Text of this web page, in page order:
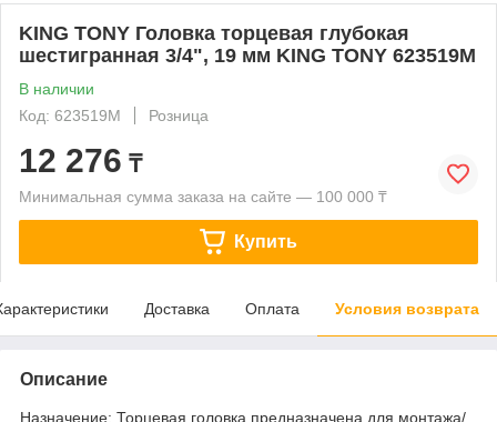
KING TONY Головка торцевая глубокая
шестигранная 3/4", 19 мм KING TONY 623519M
В наличии
Код: 623519M
Розница
12 276 ₸
Минимальная сумма заказа на сайте — 100 000 ₸
Купить
Доставка Оплата Условия возврата
Описание
Назначение: Торцевая головка предназначена для монтажа/